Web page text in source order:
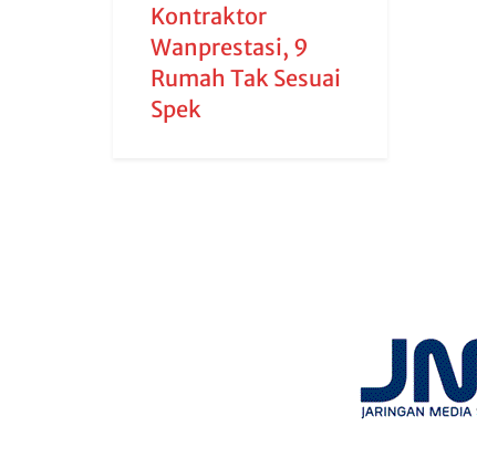
Kontraktor
Wanprestasi, 9
Rumah Tak Sesuai
Spek